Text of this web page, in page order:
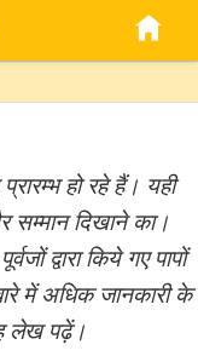
हो रहे हैं। यही
सम्मान दिखाने का।
द्वारा किये गए पापों
में अधिक जानकारी के
लेख पढ़ें।